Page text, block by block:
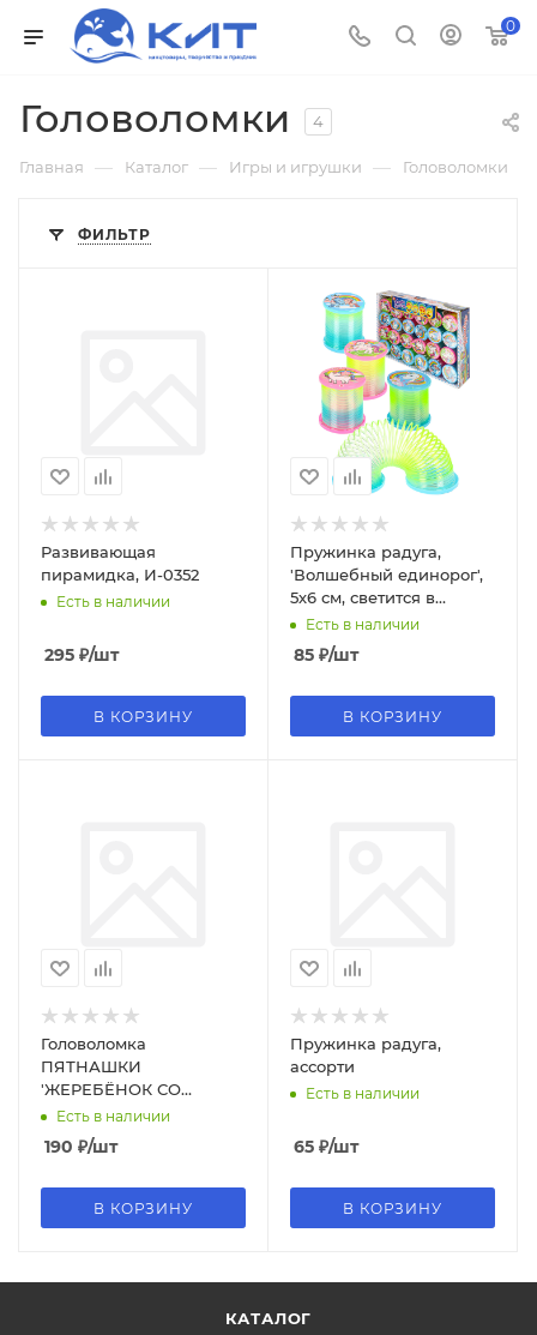
0
Головоломки 4
Главная — Каталог — Игры и игрушки — Головоломки
ФИЛЬТР
Развивающая
пирамидка, И-0352
Есть в наличии
295 ₽/шт
В КОРЗИНУ
Пружинка радуга,
'Волшебный единорог',
5х6 см, светится в
темноте, И-9654
Есть в наличии
85 ₽/шт
В КОРЗИНУ
Головоломка
ПЯТНАШКИ
'ЖЕРЕБЁНОК СО
СЛАДОСТЯМИ', 4-607-
155-20048-2
Есть в наличии
190 ₽/шт
В КОРЗИНУ
Пружинка радуга,
ассорти
Есть в наличии
65 ₽/шт
В КОРЗИНУ
КАТАЛОГ